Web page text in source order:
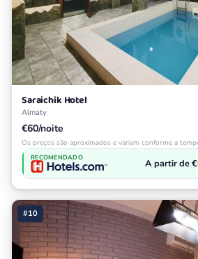
Saraichik Hotel
Almaty
€60/noite
Os preços são aproximados e variam conforme a
RECOMENDADO A partir de
#10